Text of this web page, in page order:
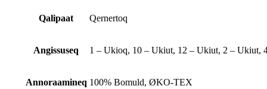
Qalipaat Qernertoq
Angissuseq 1 – Ukioq, 10 – Ukiut, 12 – Ukiut, 2 – Ukiut,
Annoraamineq 100% Bomuld, ØKO-TEX